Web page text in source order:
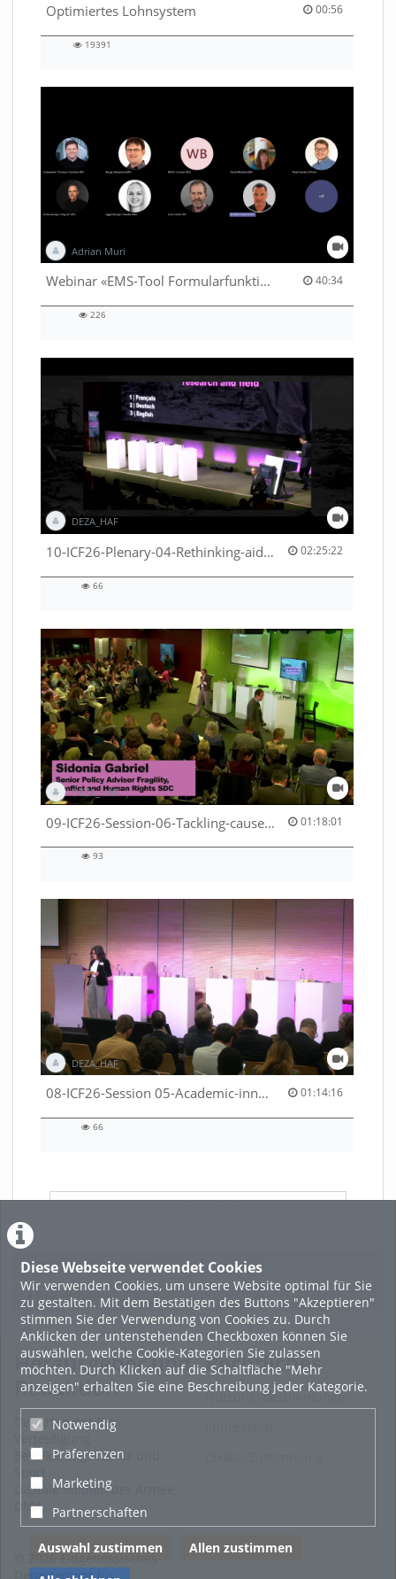
Diese Webseite verwendet Cookies
Wir verwenden Cookies, um unsere Website optimal für Sie
zu gestalten. Mit dem Bestätigen des Buttons "Akzeptieren"
stimmen Sie der Verwendung von Cookies zu. Durch
Anklicken der untenstehenden Checkboxen können Sie
auswählen, welche Cookie-Kategorien Sie zulassen
möchten. Durch Klicken auf die Schaltfläche "Mehr
anzeigen" erhalten Sie eine Beschreibung jeder Kategorie.
Notwendig
Präferenzen
Marketing
Partnerschaften
Auswahl zustimmen
Allen zustimmen
Optimiertes Lohnsystem 00:56
00:56 duration
19391
Adrian Muri
Webinar «EMS-Tool Formularfunktion» 40:34
40:34 duration
226
DEZA_HAF
10-ICF26-Plenary-04-Rethinking-aid-deliveries-for-greater-impact-with-existing-resources-53529531710001791 02:25:22
02:25:22 duration
66
DEZA_HAF
09-ICF26-Session-06-Tackling-causes-of-crises-not-symptoms-53529531690001791 01:18:01
01:18:01 duration
93
DEZA_HAF
08-ICF26-Session 05-Academic-innovation-meets-international-cooperation-53529531670001791 01:14:16
01:14:16 duration
66
Featured
Beliebtheit
Herausgeber und
Redaktion
Departement für
Bevölkerungsschutz und
Sport
Digitale Medien der Armee
DMA
© 2026 Eidgenössisches
Departement für
Rechtliches
Nutzungsbestimmungen